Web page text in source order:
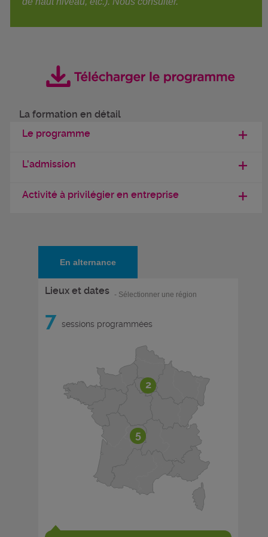
La formation en détail
Le programme
L'admission
Activité à privilégier en entreprise
En alternance
Lieux et dates - Sélectionner une région
7 sessions programmées
2
5